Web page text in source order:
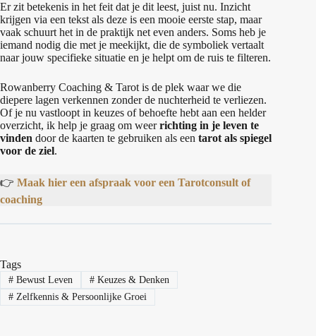
Er zit betekenis in het feit dat je dit leest, juist nu. Inzicht
krijgen via een tekst als deze is een mooie eerste stap, maar
vaak schuurt het in de praktijk net even anders. Soms heb je
iemand nodig die met je meekijkt, die de symboliek vertaalt
naar jouw specifieke situatie en je helpt om de ruis te filteren.
Rowanberry Coaching & Tarot is de plek waar we die
diepere lagen verkennen zonder de nuchterheid te verliezen.
Of je nu vastloopt in keuzes of behoefte hebt aan een helder
overzicht, ik help je graag om weerrichting in je leven te
vinden door de kaarten te gebruiken als een tarot als spiegel
voor de ziel.
👉 Maak hier een afspraak voor een Tarotconsult of
coaching
Tags
#Bewust Leven #Keuzes & Denken
#Zelfkennis & Persoonlijke Groei